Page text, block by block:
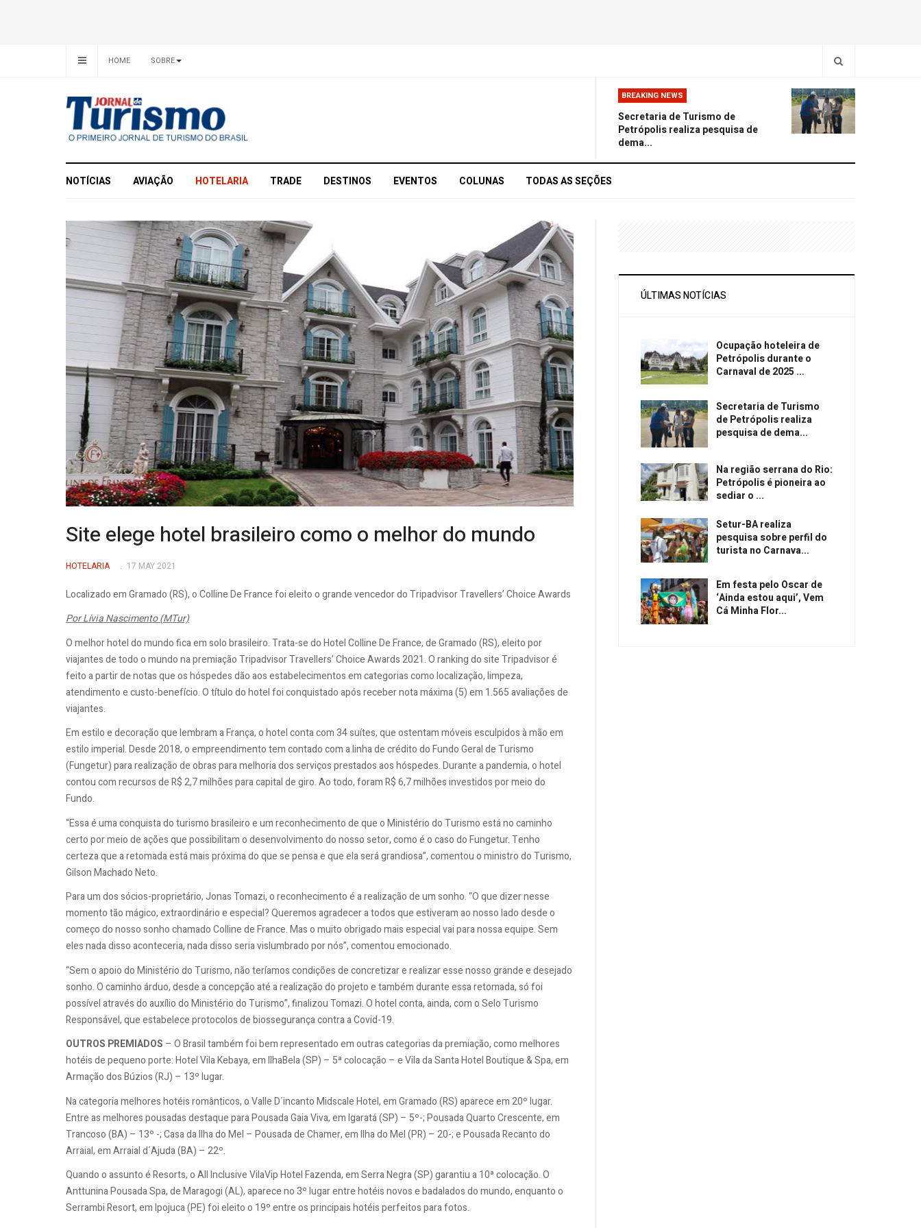
HOME SOBRE
BREAKING NEWS
Secretaria de Turismo de
Petrópolis realiza pesquisa de
dema...
NOTÍCIAS AVIAÇÃO HOTELARIA TRADE DESTINOS EVENTOS COLUNAS TODAS AS SEÇÕES
Site elege hotel brasileiro como o melhor do mundo
HOTELARIA 17 MAY 2021
Localizado em Gramado (RS), o Colline De France foi eleito o grande vencedor do Tripadvisor Travellers’ Choice Awards
Por Lívia Nascimento (MTur)
O melhor hotel do mundo fica em solo brasileiro. Trata-se do Hotel Colline De France, de Gramado (RS), eleito por
viajantes de todo o mundo na premiação Tripadvisor Travellers’ Choice Awards 2021. O ranking do site Tripadvisor é
feito a partir de notas que os hóspedes dão aos estabelecimentos em categorias como localização, limpeza,
atendimento e custo-benefício. O título do hotel foi conquistado após receber nota máxima (5) em 1.565 avaliações de
viajantes.
Em estilo e decoração que lembram a França, o hotel conta com 34 suítes, que ostentam móveis esculpidos à mão em
estilo imperial. Desde 2018, o empreendimento tem contado com a linha de crédito do Fundo Geral de Turismo
(Fungetur) para realização de obras para melhoria dos serviços prestados aos hóspedes. Durante a pandemia, o hotel
contou com recursos de R$ 2,7 milhões para capital de giro. Ao todo, foram R$ 6,7 milhões investidos por meio do
Fundo.
“Essa é uma conquista do turismo brasileiro e um reconhecimento de que o Ministério do Turismo está no caminho
certo por meio de ações que possibilitam o desenvolvimento do nosso setor, como é o caso do Fungetur. Tenho
certeza que a retomada está mais próxima do que se pensa e que ela será grandiosa”, comentou o ministro do Turismo,
Gilson Machado Neto.
Para um dos sócios-proprietário, Jonas Tomazi, o reconhecimento é a realização de um sonho. “O que dizer nesse
momento tão mágico, extraordinário e especial? Queremos agradecer a todos que estiveram ao nosso lado desde o
começo do nosso sonho chamado Colline de France. Mas o muito obrigado mais especial vai para nossa equipe. Sem
eles nada disso aconteceria, nada disso seria vislumbrado por nós”, comentou emocionado.
“Sem o apoio do Ministério do Turismo, não teríamos condições de concretizar e realizar esse nosso grande e desejado
sonho. O caminho árduo, desde a concepção até a realização do projeto e também durante essa retomada, só foi
possível através do auxílio do Ministério do Turismo”, finalizou Tomazi. O hotel conta, ainda, com o Selo Turismo
Responsável, que estabelece protocolos de biossegurança contra a Covid-19.
OUTROS PREMIADOS – O Brasil também foi bem representado em outras categorias da premiação, como melhores
hotéis de pequeno porte: Hotel Vila Kebaya, em IlhaBela (SP) – 5ª colocação – e Vila da Santa Hotel Boutique & Spa, em
Armação dos Búzios (RJ) – 13º lugar.
Na categoria melhores hotéis românticos, o Valle D´incanto Midscale Hotel, em Gramado (RS) aparece em 20º lugar.
Entre as melhores pousadas destaque para Pousada Gaia Viva, em Igaratá (SP) – 5º-; Pousada Quarto Crescente, em
Trancoso (BA) – 13º -; Casa da Ilha do Mel – Pousada de Chamer, em Ilha do Mel (PR) – 20-; e Pousada Recanto do
Arraial, em Arraial d´Ajuda (BA) – 22º.
Quando o assunto é Resorts, o All Inclusive VilaVip Hotel Fazenda, em Serra Negra (SP) garantiu a 10ª colocação. O
Anttunina Pousada Spa, de Maragogi (AL), aparece no 3º lugar entre hotéis novos e badalados do mundo, enquanto o
Serrambi Resort, em Ipojuca (PE) foi eleito o 19º entre os principais hotéis perfeitos para fotos.
ÚLTIMAS NOTÍCIAS
Ocupação hoteleira de
Petrópolis durante o
Carnaval de 2025 ...
Secretaria de Turismo
de Petrópolis realiza
pesquisa de dema...
Na região serrana do Rio:
Petrópolis é pioneira ao
sediar o ...
Setur-BA realiza
pesquisa sobre perfil do
turista no Carnava...
Em festa pelo Oscar de
‘Ainda estou aqui’, Vem
Cá Minha Flor...